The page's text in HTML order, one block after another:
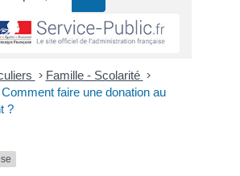
> Famille - Scolarité >
Comment faire une donation au
?